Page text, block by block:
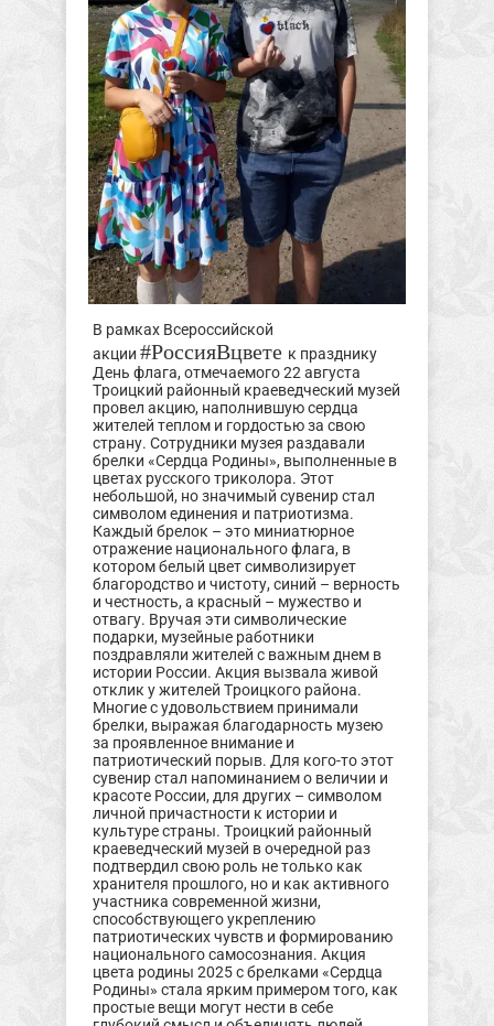
В рамках Всероссийской
акции #РоссияВцвете к празднику
День флага, отмечаемого 22 августа
Троицкий районный краеведческий музей
провел акцию, наполнившую сердца
жителей теплом и гордостью за свою
страну. Сотрудники музея раздавали
брелки «Сердца Родины», выполненные в
цветах русского триколора. Этот
небольшой, но значимый сувенир стал
символом единения и патриотизма.
Каждый брелок – это миниатюрное
отражение национального флага, в
котором белый цвет символизирует
благородство и чистоту, синий – верность
и честность, а красный – мужество и
отвагу. Вручая эти символические
подарки, музейные работники
поздравляли жителей с важным днем в
истории России. Акция вызвала живой
отклик у жителей Троицкого района.
Многие с удовольствием принимали
брелки, выражая благодарность музею
за проявленное внимание и
патриотический порыв. Для кого-то этот
сувенир стал напоминанием о величии и
красоте России, для других – символом
личной причастности к истории и
культуре страны. Троицкий районный
краеведческий музей в очередной раз
подтвердил свою роль не только как
хранителя прошлого, но и как активного
участника современной жизни,
способствующего укреплению
патриотических чувств и формированию
национального самосознания. Акция
цвета родины 2025 с брелками «Сердца
Родины» стала ярким примером того, как
простые вещи могут нести в себе